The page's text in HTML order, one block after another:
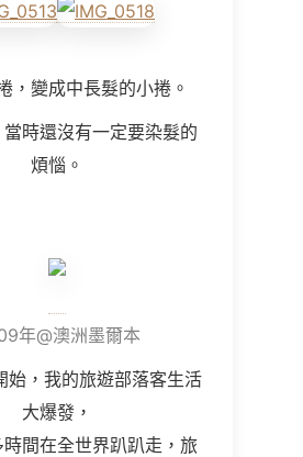
，變成中長髮的小捲。
時還沒有一定要染髮的
煩惱。
年@澳洲墨爾本
，我的旅遊部落客生活
大爆發，
間在全世界趴趴走，旅